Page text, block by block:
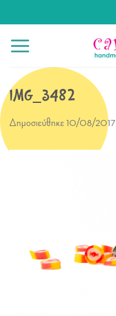
στο
περιεχόμενο
IMG_3482
Δημοσιεύθηκε10/08/2017